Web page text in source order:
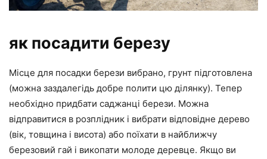
як посадити березу
Місце для посадки берези вибрано, грунт підготовлена
(можна заздалегідь добре полити цю ділянку). Тепер
необхідно придбати саджанці берези. Можна
відправитися в розплідник і вибрати відповідне дерево
(вік, товщина і висота) або поїхати в найближчу
березовий гай і викопати молоде деревце. Якщо ви